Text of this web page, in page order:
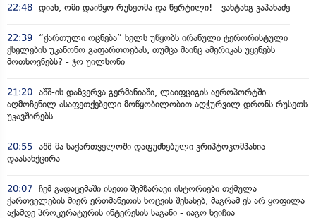
22:48 დიახ, ომი დაიწყო რუსეთმა და წერტილი! - ვახტანგ კაპანაძე
22:39
“ქართული ოცნება” ხელს უწყობს ირანული ტერორისტული
ქსელების უკანონო გაფართოებას, თუმცა მაინც ამერიკას უყენებს
მოთხოვნებს? - ჯო უილსონი
21:20 აშშ-ის დაზვერვა გერმანიაში, ლაიფციგის აეროპორტში
აღმოჩენილ ასაფეთქებელი მოწყობილობით აღჭურვილ დრონს რუსეთს
უკავშირებს
20:55 აშშ-მა საქართველოში დაფუძნებული კრიპტოკომპანია
დაასანქცირა
20:07 ჩემ გადაცემაში ისეთი შემზარავი ისტორიები თქმულა
ქართველების მიერ ერთმანეთის ხოცვის შესახებ, მაგრამ ეს არ ყოფილა
აქამდე პროკურატურის ინტერესის საგანი - იაგო ხვიჩია